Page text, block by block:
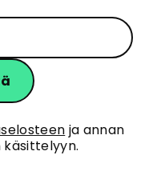
ja annan
käsittelyyn.